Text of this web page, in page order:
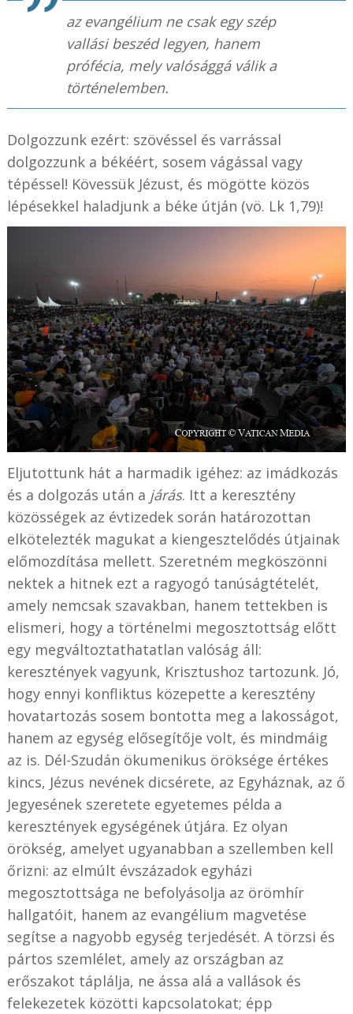
az evangélium ne csak egy szép
vallási beszéd legyen, hanem
prófécia, mely valósággá válik a
történelemben.
Dolgozzunk ezért: szövéssel és varrással
dolgozzunk a békéért, sosem vágással vagy
tépéssel! Kövessük Jézust, és mögötte közös
lépésekkel haladjunk a béke útján (vö. Lk 1,79)!
Eljutottunk hát a harmadik igéhez: az imádkozás
és a dolgozás után a járás. Itt a keresztény
közösségek az évtizedek során határozottan
elkötelezték magukat a kiengesztelődés útjainak
előmozdítása mellett. Szeretném megköszönni
nektek a hitnek ezt a ragyogó tanúságtételét,
amely nemcsak szavakban, hanem tettekben is
elismeri, hogy a történelmi megosztottság előtt
egy megváltoztathatatlan valóság áll:
keresztények vagyunk, Krisztushoz tartozunk. Jó,
hogy ennyi konfliktus közepette a keresztény
hovatartozás sosem bontotta meg a lakosságot,
hanem az egység elősegítője volt, és mindmáig
az is. Dél-Szudán ökumenikus öröksége értékes
kincs, Jézus nevének dicsérete, az Egyháznak, az ő
Jegyesének szeretete egyetemes példa a
keresztények egységének útjára. Ez olyan
örökség, amelyet ugyanabban a szellemben kell
őrizni: az elmúlt évszázadok egyházi
megosztottsága ne befolyásolja az örömhír
hallgatóit, hanem az evangélium magvetése
segítse a nagyobb egység terjedését. A törzsi és
pártos szemlélet, amely az országban az
erőszakot táplálja, ne ássa alá a vallások és
felekezetek közötti kapcsolatokat; épp